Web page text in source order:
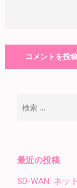
最近の投稿
SD-WAN: ネッ